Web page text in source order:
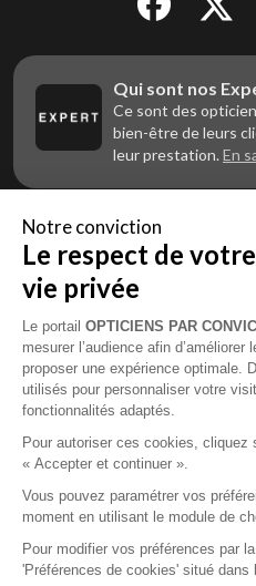
Qui sont nos
Ce sont des
bien-être de leurs
leur prestation. En
Vous êtes un
vous souhaitez
Contactez Alliance
Notre conviction
Le respect de votre
vie privée
Le portail OPTICIENS PAR
mesurer l’audience afin
proposer une expérience optimale.
utilisés pour personnaliser votre
fonctionnalités adaptés.
Pour autoriser ces cookies, cliquez
« Accepter et continuer ».
Vous pouvez paramétrer vos
moment en utilisant le module de
Pour modifier vos préférences par
'Préférences de cookies' situé dans